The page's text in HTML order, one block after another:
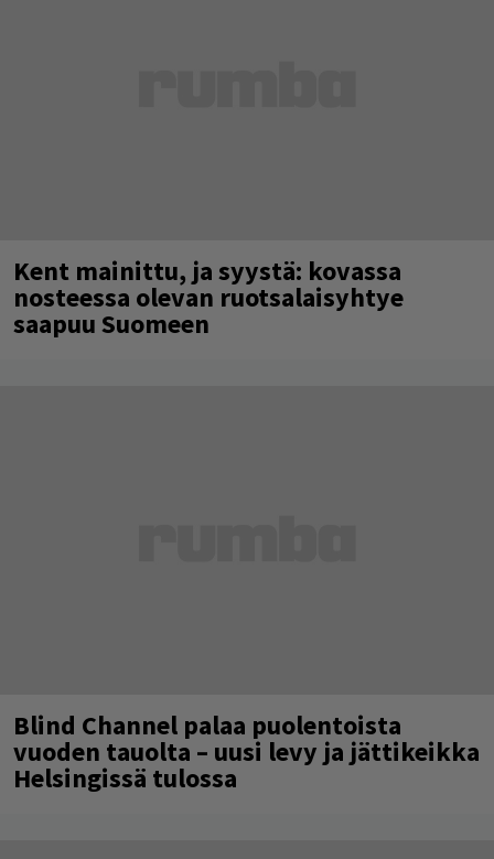
Kent mainittu, ja syystä: kovassa
nosteessa olevan ruotsalaisyhtye
saapuu Suomeen
Blind Channel palaa puolentoista
vuoden tauolta – uusi levy ja jättikeikka
Helsingissä tulossa